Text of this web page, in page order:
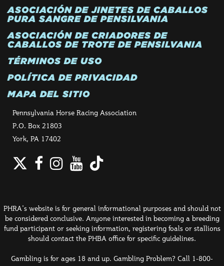
ASOCIACIÓN DE JINETES DE CABALLOS
PURA SANGRE DE PENSILVANIA
ASOCIACIÓN DE CRIADORES DE
CABALLOS DE TROTE DE PENSILVANIA
TÉRMINOS DE USO
POLÍTICA DE PRIVACIDAD
MAPA DEL SITIO
Pennsylvania Horse Racing Association
P.O. Box 21803
York, PA 17402
Twitter
Facebook
Instagram
YouTube
TikTok
PHRA's website is for general informational purposes and should not
be considered conclusive. Anyone interested in becoming a breeding
fund participant or seeking information, registering foals or stallions
should contact the PHBA office for specific guidelines.
Gambling is for ages 18 and up. Gambling Problem? Call 1-800-